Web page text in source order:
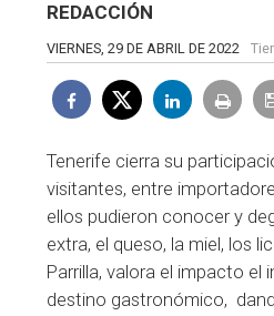
REDACCIÓN
VIERNES, 29 DE ABRIL DE 2022
Tenerife cierra su
visitantes, entre
ellos pudieron conocer y
extra, el queso, la miel, los
Parrilla, valora el impacto
destino gastronómico,